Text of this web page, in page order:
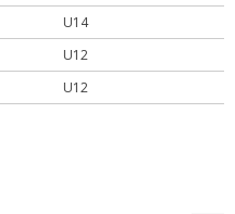
U14
U12
U12